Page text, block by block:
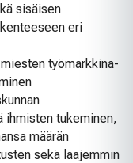
sisäisen
eri
työmarkkina-
ihmisten tukeminen,
määrän
sekä laajemmin